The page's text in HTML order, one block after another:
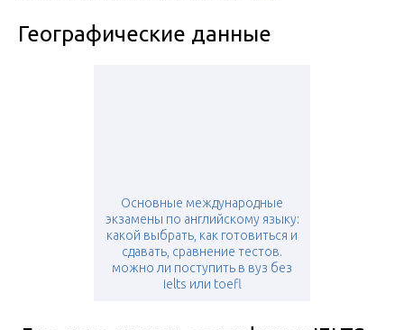
Географические данные
Основные международные
экзамены по английскому языку:
какой выбрать, как готовиться и
сдавать, сравнение тестов.
можно ли поступить в вуз без
ielts или toefl